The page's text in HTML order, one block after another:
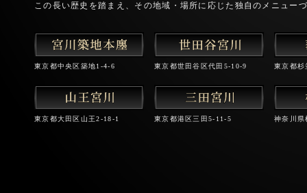
この長い歴史を踏まえ、その地域・場所に応じた独自のメニュー
東京都中央区築地1-4-6 東京都世田谷区代田5-10-9 東京都杉
東京都大田区山王2-18-1 東京都港区三田5-11-5 神奈川